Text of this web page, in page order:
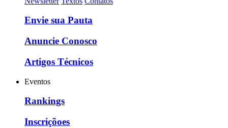
Envie sua Pauta
Anuncie Conosco
Artigos Técnicos
Eventos
Rankings
Inscriçõoes